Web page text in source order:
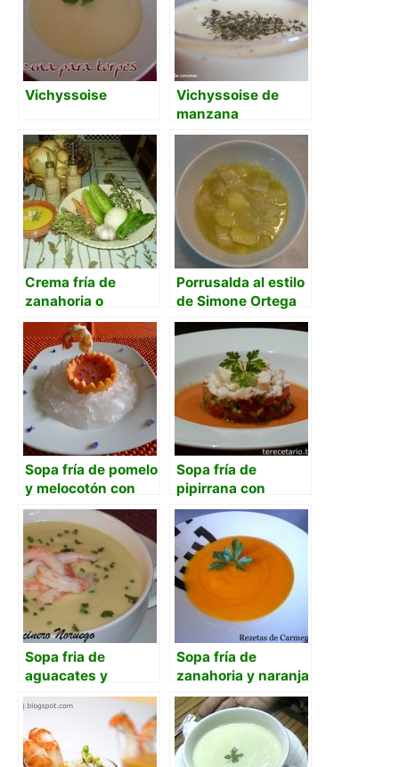
Vichyssoise
Vichyssoise de
manzana
Crema fría de
zanahoria o
gazpacho naranja
Porrusalda al estilo
de Simone Ortega
Sopa fría de pomelo
y melocotón con
vodka de caramelo
y langostino
marinado
Sopa fría de
pipirrana con
aguacate y
bogavante
Sopa fria de
aguacates y
gambas
Sopa fría de
zanahoria y naranja